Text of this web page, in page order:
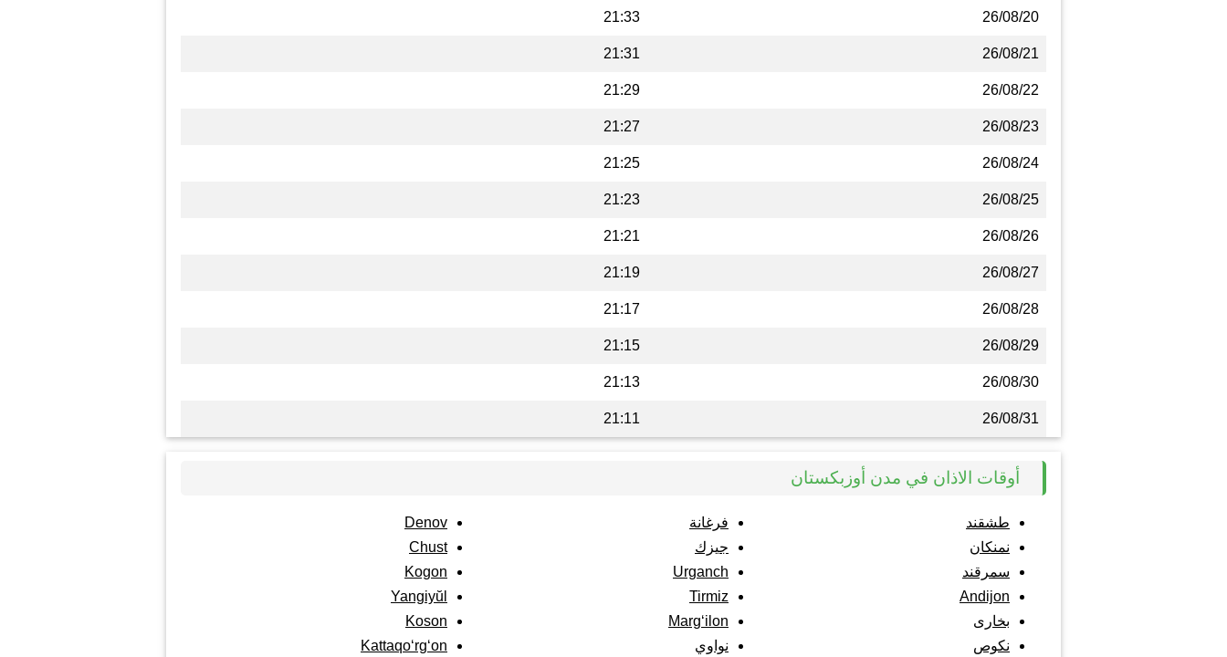
26/08/20
21:33
26/08/21
21:31
26/08/22
21:29
26/08/23
21:27
26/08/24
21:25
26/08/25
21:23
26/08/26
21:21
26/08/27
21:19
26/08/28
21:17
26/08/29
21:15
26/08/30
21:13
26/08/31
21:11
أوقات الاذان في مدن أوزبكستان
طشقند
نمنكان
سمرقند
Andijon
بخارى
نكوص
فرغانة
جيزك
Urganch
Tirmiz
Marg‘ilon
نواوي
Denov
Chust
Kogon
Yangiyŭl
Koson
Kattaqo‘rg‘on